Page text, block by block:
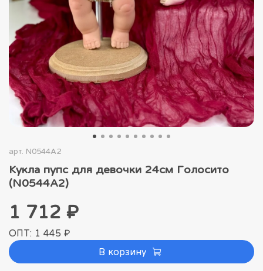
арт. N0544A2
Кукла пупс для девочки 24см Голосито
(N0544A2)
1 712 ₽
ОПТ: 1 445 ₽
В корзину